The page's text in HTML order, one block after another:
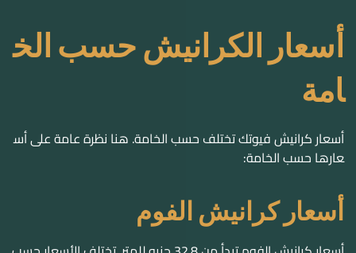
أسعار كرانيش فيوتك تختلف حسب الخامة. هنا نظرة عامة على أس
عارها حسب الخامة:
أسعار كرانيش الفوم
أسعار كرانيش الفوم تبدأ من32.8 جنيه للمتر
. تختلف الأسعار حسب
التصميم والجودة.
أسعار كرانيش البولي يوريثان